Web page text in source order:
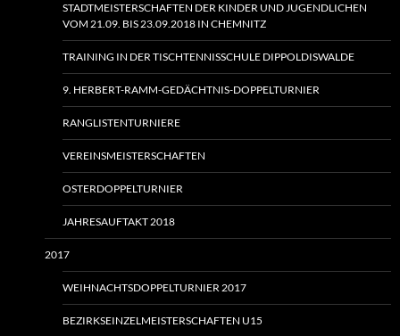
STADTMEISTERSCHAFTEN DER KINDER UND JUGENDLICHEN
VOM 21.09. BIS 23.09.2018 IN CHEMNITZ
TRAINING IN DER TISCHTENNISSCHULE DIPPOLDISWALDE
9. HERBERT-RAMM-GEDÄCHTNIS-DOPPELTURNIER
RANGLISTENTURNIERE
VEREINSMEISTERSCHAFTEN
OSTERDOPPELTURNIER
JAHRESAUFTAKT 2018
2017
WEIHNACHTSDOPPELTURNIER 2017
BEZIRKSEINZELMEISTERSCHAFTEN U15